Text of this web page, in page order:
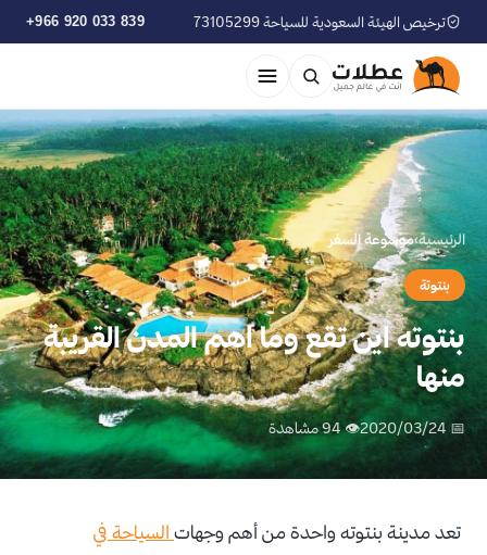
ترخيص الهيئة السعودية للسياحة 73105299 +966 920 033 839
الرئيسية›موسوعة السفر
بنتوتة
بنتوته اين تقع وما اهم المدن القريبة
منها
📅 2020/03/24 👁 94 مشاهدة
تعد مدينة بنتوته واحدة من أهم وجهات السياحة في